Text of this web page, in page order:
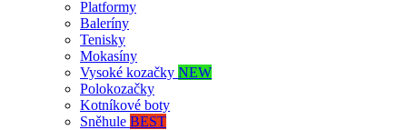
Platformy
Baleríny
Tenisky
Mokasíny
Vysoké kozačky NEW
Polokozačky
Kotníkové boty
Sněhule BEST